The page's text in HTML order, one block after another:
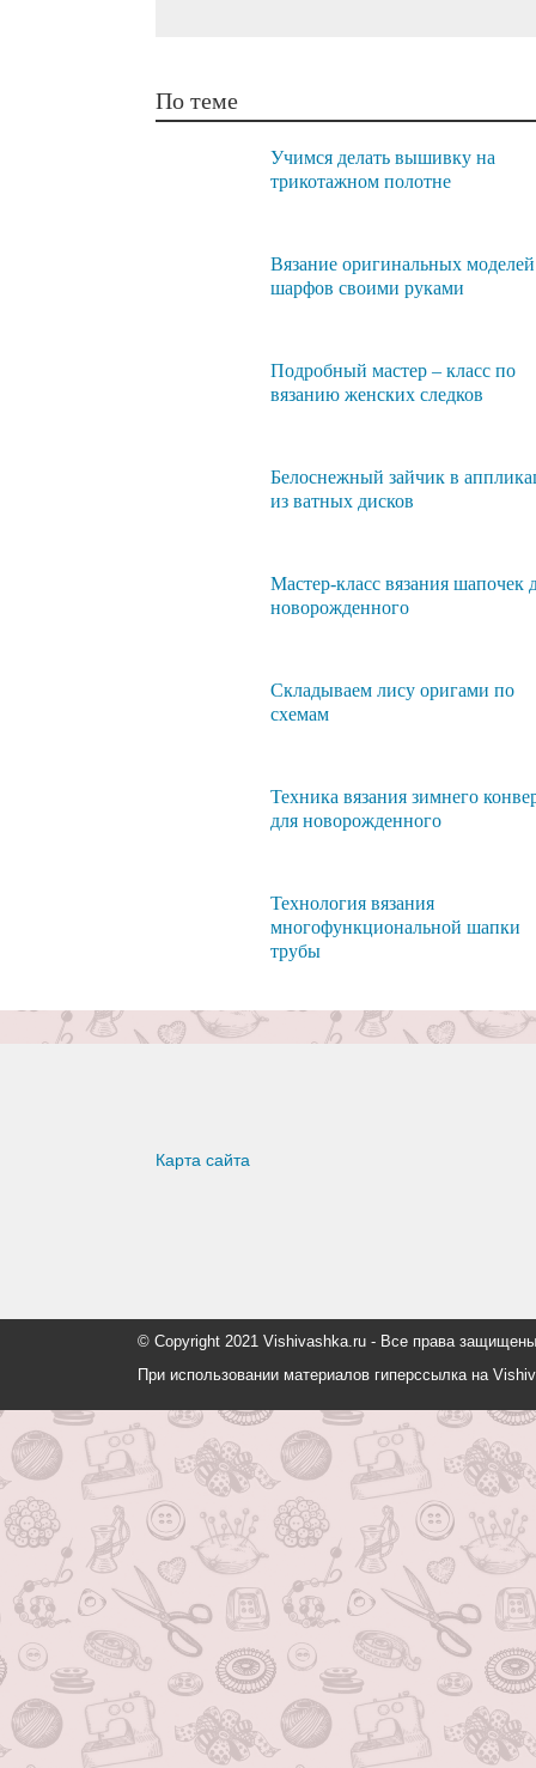
По теме
Учимся делать вышивку на
трикотажном полотне
Вязание оригинальных моделей
шарфов своими руками
Подробный мастер – класс по
вязанию женских следков
Белоснежный зайчик в
из ватных дисков
Мастер-класс вязания шапочек
новорожденного
Складываем лису оригами по
схемам
Техника вязания зимнего
для новорожденного
Технология вязания
многофункциональной шапки
трубы
Карта сайта
© Copyright 2021 Vishivashka.ru - Все права
При использовании материалов гиперссылка на